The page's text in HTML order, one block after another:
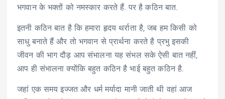
भगवान के भक्तों को नमस्कार करते हैं. पर है कठिन बात.
इतनी कठिन बात है कि हमारा हृदय थर्राता है, जब हम किसी को
साधु बनाते हैं और तो भगवान से प्रार्थना करते है प्रभु इसकी
जीवन की भाग दौड़ आप संभालना यह संभल सके ऐसी बात नहीं,
आप ही संभालना क्योंकि बहुत कठिन है भाई बहुत कठिन है.
जहां एक समय इज्जत और धर्म मर्यादा मानी जाती थी वहां आज